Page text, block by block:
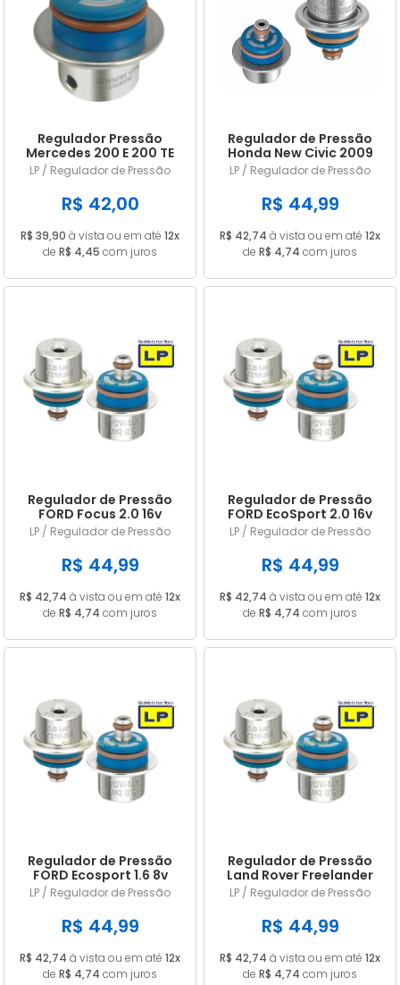
Regulador Pressão
Mercedes 200 E 200 TE
2.0 4c 16v 1992 a 1995 221
LP / Regulador de Pressão
R$ 42,00
R$ 39,90 à vista ou em até 12x
de R$ 4,45 com juros
Regulador de Pressão
Honda New Civic 2009
4,0 Bar 287
LP / Regulador de Pressão
R$ 44,99
R$ 42,74 à vista ou em até 12x
de R$ 4,74 com juros
Regulador de Pressão
FORD Focus 2.0 16v
Duratec 2005 A 2008
LP / Regulador de Pressão
R$ 44,99
R$ 42,74 à vista ou em até 12x
de R$ 4,74 com juros
Regulador de Pressão
FORD EcoSport 2.0 16v
Duratec 2004 A 2012
LP / Regulador de Pressão
R$ 44,99
R$ 42,74 à vista ou em até 12x
de R$ 4,74 com juros
Regulador de Pressão
FORD Ecosport 1.6 8v
2005 A 2007 LP245
LP / Regulador de Pressão
R$ 44,99
R$ 42,74 à vista ou em até 12x
de R$ 4,74 com juros
Regulador de Pressão
Land Rover Freelander
6cc 2006/... em diante
LP / Regulador de Pressão
R$ 44,99
R$ 42,74 à vista ou em até 12x
de R$ 4,74 com juros